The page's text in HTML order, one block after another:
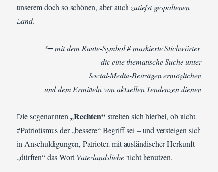
unserem doch so schönen, aber auchzutiefst gespaltenen
Land.
*= mit dem Raute-Symbol # markierte Stichwörter,
die eine thematische Suche unter
Social-Media-Beiträgen ermöglichen
und dem Ermitteln von aktuellen Tendenzen dienen
Die sogenannten„Rechten“ streiten sich hierbei, ob nicht
#Patriotismus der „bessere“ Begriff sei – und versteigen sich
in Anschuldigungen, Patrioten mit ausländischer Herkunft
„dürften“ das WortVaterlandsliebenicht benutzen.